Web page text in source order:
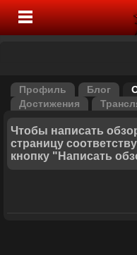
Профиль Блог
Достижения
Чтобы написать
страницу
кнопку "Написать